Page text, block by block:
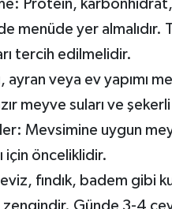
Protein,
menüde yer almalıdır.
tercih edilmelidir.
ayran veya ev yapımı
meyve suları ve
Mevsimine uygun
için önceliklidir.
fındık, badem gibi